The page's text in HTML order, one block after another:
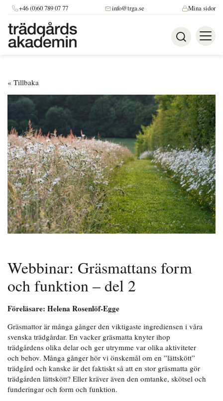
+46 (0)60 789 07 77 info@trga.se Mina sidor
Webbinar: Gräsmattans form
och funktion – del 2
Föreläsare: Helena Rosenlöf-Egge
Gräsmattor är många gånger den viktigaste ingrediensen i våra
svenska trädgårdar. En vacker gräsmatta knyter ihop
trädgårdens olika delar och ger utrymme var olika aktiviteter
och behov. Många gånger hör vi önskemål om en ”lättskött”
trädgård och kanske är det faktiskt så att en stor gräsmatta gör
trädgården lättskött? Eller kräver även den omtanke, skötsel och
funderingar och form och funktion.